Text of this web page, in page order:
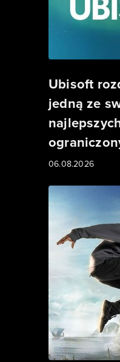
Ubisoft
jedną ze
06.08.2026